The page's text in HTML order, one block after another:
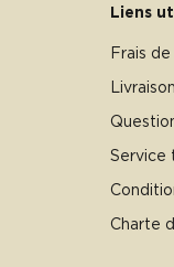
Liens
Frais
Service
Charte